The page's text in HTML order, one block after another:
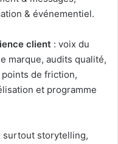
& événementiel.
client : voix du
marque, audits qualité,
de friction,
et programme
surtout storytelling,